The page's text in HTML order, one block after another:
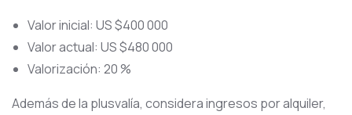
Valor inicial: US $400 000
Valor actual: US $480 000
Valorización: 20 %
Además de la plusvalía, considera ingresos por alquiler,